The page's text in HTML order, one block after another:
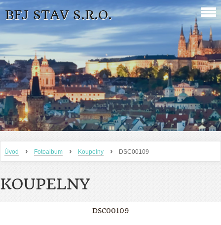
BFJ STAV S.R.O.
Úvod › Fotoalbum › Koupelny › DSC00109
KOUPELNY
DSC00109